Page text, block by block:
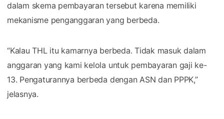
dalam skema pembayaran tersebut karena memiliki
mekanisme penganggaran yang berbeda.
“Kalau THL itu kamarnya berbeda. Tidak masuk dalam
anggaran yang kami kelola untuk pembayaran gaji ke-
13. Pengaturannya berbeda dengan ASN dan PPPK,”
jelasnya.